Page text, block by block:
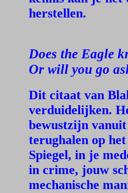
herstellen.
Does the Eagle
Or will you go
Dit citaat van
verduidelijken.
bewustzijn
terughalen op
Spiegel, in je
in crime, jouw
mechanische